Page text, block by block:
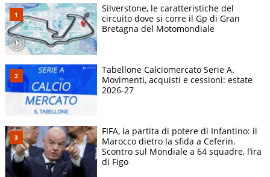
Silverstone, le caratteristiche del
circuito dove si corre il Gp di Gran
Bretagna del Motomondiale
Tabellone Calciomercato Serie A.
Movimenti, acquisti e cessioni: estate
2026-27
FIFA, la partita di potere di Infantino: il
Marocco dietro la sfida a Ceferin.
Scontro sul Mondiale a 64 squadre, l’ira
di Figo